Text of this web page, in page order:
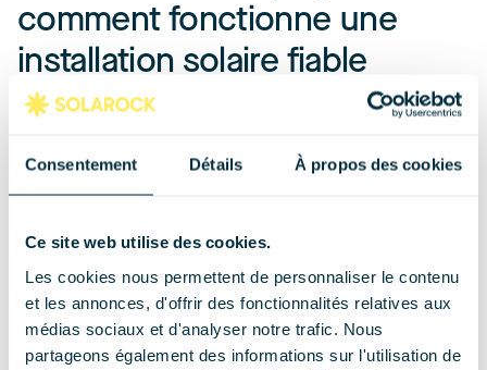
Consentement Détails À propos des cookies
Ce site web utilise des cookies.
Les cookies nous permettent de personnaliser le contenu
et les annonces, d'offrir des fonctionnalités relatives aux
médias sociaux et d'analyser notre trafic. Nous
partageons également des informations sur l'utilisation de
comment fonctionne une
installation solaire fiable
Une installation photovoltaïque repose sur
plusieurs éléments techniques :
Panneaux solaires photovoltaïques (cellules
Onduleur ou micro-onduleurs (conversion
courant continu → courant alternatif)
Raccordement au réseau électrique public
Production d’électricité mesurée en kWh